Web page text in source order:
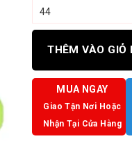
THÊM VÀO GIỎ
MUA NGAY
Giao Tận Nơi Hoặc
Nhận Tại Cửa Hàng